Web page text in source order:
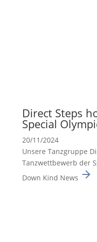
Direct Steps
Special
20/11/2024
Unsere Tanzgruppe
Tanzwett­be­werb der
Down Kind News